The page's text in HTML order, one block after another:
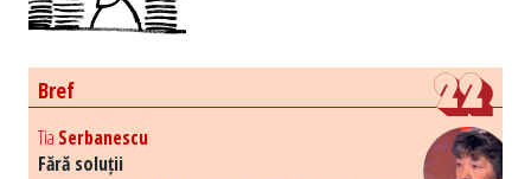
Bref
Tia Serbanescu
Fără soluții